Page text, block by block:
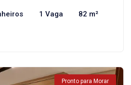
1 Vaga 82 m²
Pronto para Morar